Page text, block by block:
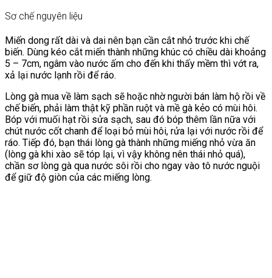
Sơ chế nguyên liệu
Miến dong rất dài và dai nên bạn cần cắt nhỏ trước khi chế
biến. Dùng kéo cắt miến thành những khúc có chiều dài khoảng
5 – 7cm, ngâm vào nước ấm cho đến khi thấy mềm thì vớt ra,
xả lại nước lạnh rồi để ráo.
Lòng gà mua về làm sạch sẽ hoặc nhờ người bán làm hộ rồi về
chế biến, phải làm thật kỹ phần ruột và mề gà kẻo có mùi hôi.
Bóp với muối hạt rồi sửa sạch, sau đó bóp thêm lần nữa với
chút nước cốt chanh để loại bỏ mùi hôi, rửa lại với nước rồi để
ráo. Tiếp đó, bạn thái lòng gà thành những miếng nhỏ vừa ăn
(lòng gà khi xào sẽ tóp lại, vì vậy không nên thái nhỏ quá),
chần sơ lòng gà qua nước sôi rồi cho ngay vào tô nước nguội
để giữ độ giòn của các miếng lòng.